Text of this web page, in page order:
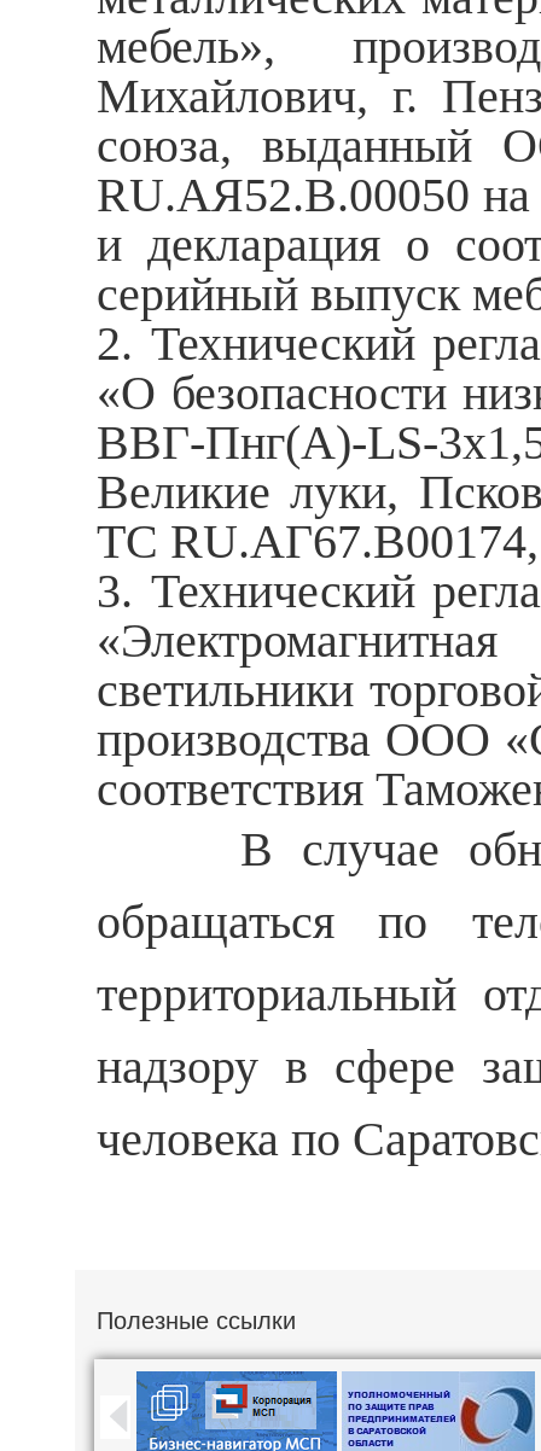
мебель»,
Михайлович, г.
союза,
RU.AЯ52.В.00050 на
и декларация о
серийный выпуск
2. Технический
«О безопасности
ВВГ-Пнг(А)-LS-
Великие луки,
ТС
3. Технический
светильники
производства ООО
соответствия
В случае
обращаться по
территориальный
надзору в сфере
человека по
Полезные ссылки